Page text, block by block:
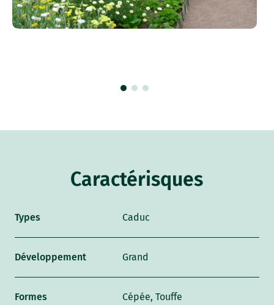
Caractérisques
Types Caduc
Développement Grand
Formes Cépée, Touffe